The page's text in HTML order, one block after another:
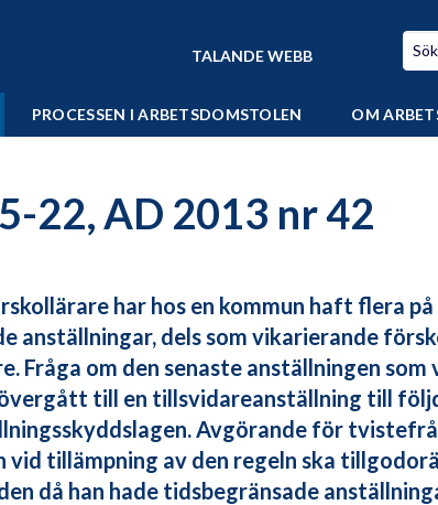
TALANDE WEBB
PROCESSEN I ARBETSDOMSTOLEN OM
22, AD 2013 nr 42
har hos en kommun haft flera
anställningar, dels som vikarierande
Fråga om den senaste anställningen
till en tillsvidareanställning till
Avgörande för
vid tillämpning av den regeln ska
då han hade tidsbegränsade